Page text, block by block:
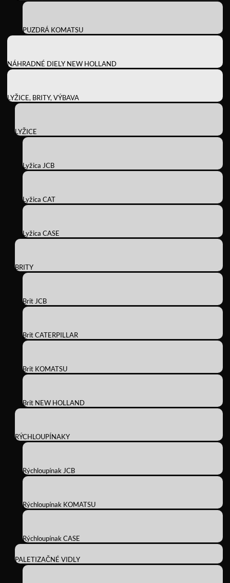
PUZDRÁ KOMATSU
NÁHRADNÉ DIELY NEW HOLLAND
LYŽICE, BRITY, VÝBAVA
LYŽICE
Lyžica JCB
Lyžica CAT
Lyžica CASE
BRITY
Brit JCB
Brit CATERPILLAR
Brit KOMATSU
Brit NEW HOLLAND
RÝCHLOUPÍNAKY
Rýchloupínak JCB
Rýchloupínak KOMATSU
Rýchloupínak CASE
PALETIZAČNÉ VIDLY